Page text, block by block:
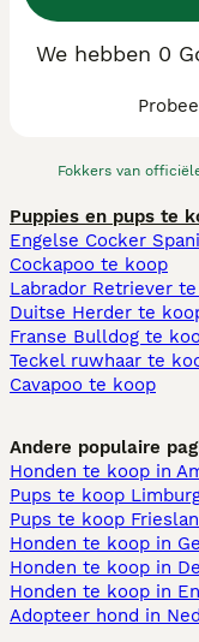
Fokkers van
We hebben 0
Puppies en pups te
Engelse Cocker
Cockapoo te koop
Labrador Retriever
Duitse Herder te
Franse Bulldog te
Teckel ruwhaar te
Cavapoo te koop
Andere populaire
Honden te koop in
Pups te koop
Pups te koop
Honden te koop in
Honden te koop in
Honden te koop in
Adopteer hond in